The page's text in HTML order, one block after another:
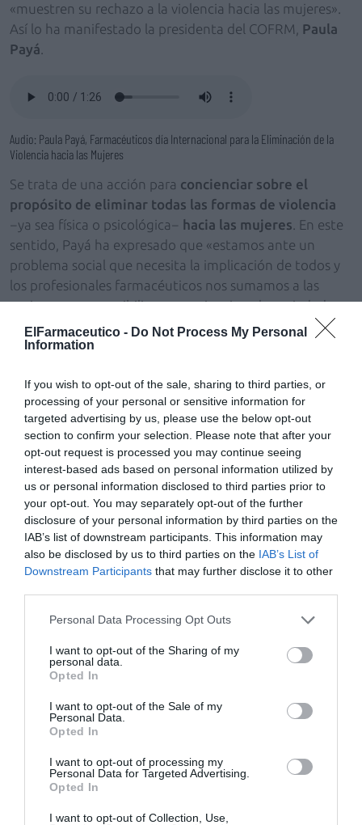
ElFarmaceutico - Do Not Process My Personal
Information
If you wish to opt-out of the sale, sharing to third parties, or
processing of your personal or sensitive information for
targeted advertising by us, please use the below opt-out
section to confirm your selection. Please note that after your
opt-out request is processed you may continue seeing
interest-based ads based on personal information utilized by
us or personal information disclosed to third parties prior to
your opt-out. You may separately opt-out of the further
disclosure of your personal information by third parties on the
IAB’s list of downstream participants. This information may
also be disclosed by us to third parties on the IAB’s List of
Downstream Participants that may further disclose it to other
Personal Data Processing Opt Outs
I want to opt-out of the Sharing of my
personal data.
Opted In
I want to opt-out of the Sale of my
Personal Data.
Opted In
I want to opt-out of processing my
Personal Data for Targeted Advertising.
Opted In
I want to opt-out of Collection, Use,
«muestren su rechazo a la violencia hacia las mujeres».
Así lo ha manifestado la presidenta del COFRM, Paula
Payá
Audio: Paula Payá, Farmacéuticos día Internacional para la Eliminación de la
Violencia hacia las Mujeres
Se trata de una acción para concienciar sobre el
propósito de eliminar todas las formas de violencia
−ya sea física o psicológica− hacia las mujeres . En este
sentido, Payá ha expresado que «estamos ante un
problema social que necesita la implicación de todos y
los profesionales farmacéuticos nos sumamos a las
acciones para sensibilizar y concienciar a la sociedad.
Con estos lazos morados expresamos nuestro apoyo a
las víctimas y hacemos ver la importancia de denunciar
La presidenta del COFRM también ha recordado la
iniciativa lanzada durante la pandemia«Mascarilla 19»
por la que cualquier víctima podía alertar de una
situación de malos tratos pidiendo en la farmacia una
«Mascarilla 19».
Asimismo, Payá ha señalado que «la farmacia
constituye el punto un cercano y accesible en el que
una víctima puede solicitar ayuda . C on el símbolo del
lazo morado elCOFRM ha querido visibilizar desde las
oficinas de farmacia el rechazo a esta lacra social y
expresar la solidaridad con todas las víctimas».
Añadir El Farmacéutico
como fuente preferida
de Google de forma gratuita
ACTIVAR AHORA